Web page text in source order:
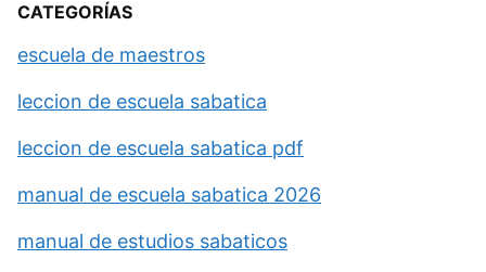
CATEGORÍAS
escuela de maestros
leccion de escuela sabatica
leccion de escuela sabatica pdf
manual de escuela sabatica 2026
manual de estudios sabaticos